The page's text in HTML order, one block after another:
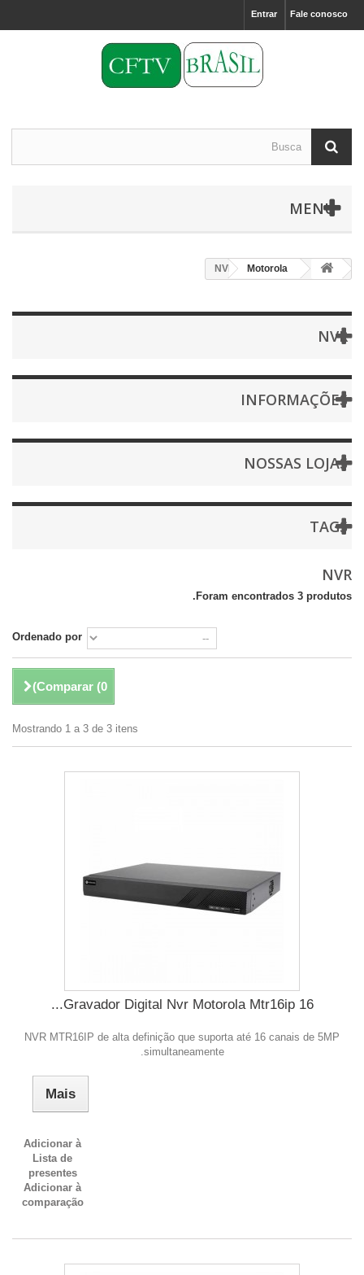
Fale conosco
Entrar
MENU
Motorola
NVR
NVR
INFORMAÇÕES
NOSSAS LOJAS
TAGS
NVR
Foram encontrados 3 produtos.
Ordenado por
Comparar (0
)
Mostrando 1 a 3 de 3 itens
Gravador Digital Nvr Motorola Mtr16ip 16...
NVR MTR16IP de alta definição que suporta até 16 canais de 5MP
simultaneamente.
Mais
Adicionar à
Lista de
presentes
Adicionar à
comparação